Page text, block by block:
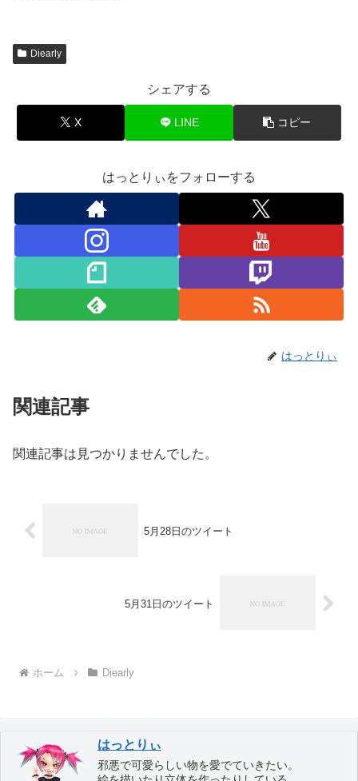
Diearly
シェアする
X LINE コピー
はっとりぃをフォローする
はっとりぃ
関連記事
関連記事は見つかりませんでした。
5月28日のツイート
5月31日のツイート
ホーム Diearly
はっとりぃ
邪悪で可愛らしい物を愛でていきたい。